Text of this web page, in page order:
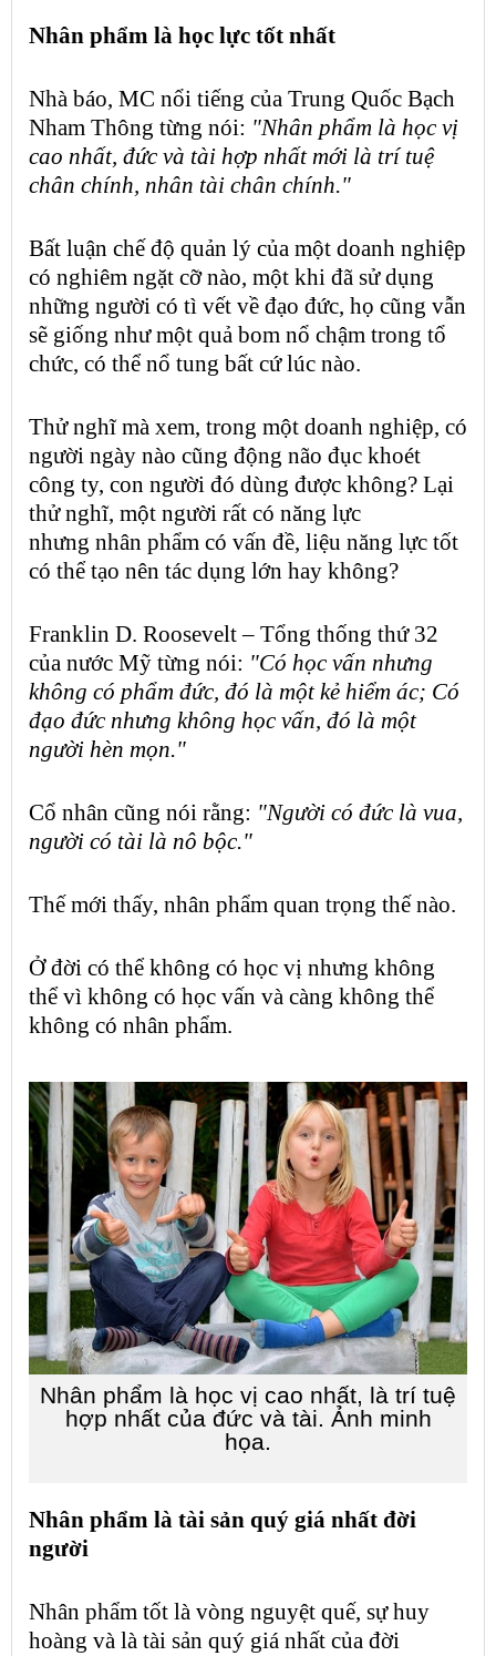
Nhân phẩm là học lực tốt nhất
Nhà báo, MC nổi tiếng của Trung Quốc Bạch
Nham Thông từng nói: "Nhân phẩm là học vị
cao nhất, đức và tài hợp nhất mới là trí tuệ
chân chính, nhân tài chân chính."
Bất luận chế độ quản lý của một doanh nghiệp
có nghiêm ngặt cỡ nào, một khi đã sử dụng
những người có tì vết về đạo đức, họ cũng vẫn
sẽ giống như một quả bom nổ chậm trong tổ
chức, có thể nổ tung bất cứ lúc nào.
Thử nghĩ mà xem, trong một doanh nghiệp, có
người ngày nào cũng động não đục khoét
công ty, con người đó dùng được không? Lại
thử nghĩ, một người rất có năng lực
nhưng nhân phẩm có vấn đề, liệu năng lực tốt
có thể tạo nên tác dụng lớn hay không?
Franklin D. Roosevelt – Tổng thống thứ 32
của nước Mỹ từng nói: "Có học vấn nhưng
không có phẩm đức, đó là một kẻ hiểm ác; Có
đạo đức nhưng không học vấn, đó là một
người hèn mọn."
Cổ nhân cũng nói rằng: "Người có đức là vua,
người có tài là nô bộc."
Thế mới thấy, nhân phẩm quan trọng thế nào.
Ở đời có thể không có học vị nhưng không
thể vì không có học vấn và càng không thể
không có nhân phẩm.
Nhân phẩm là học vị cao nhất, là trí tuệ
hợp nhất của đức và tài. Ảnh minh
họa.
Nhân phẩm là tài sản quý giá nhất đời
người
Nhân phẩm tốt là vòng nguyệt quế, sự huy
hoàng và là tài sản quý giá nhất của đời